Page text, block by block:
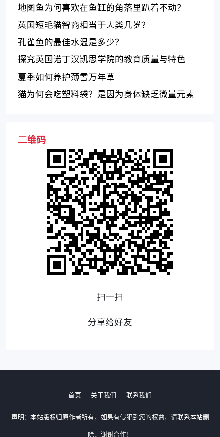
地图鱼为何喜欢在鱼缸的角落里趴着不动？
英国短毛猫智商相当于人类几岁？
孔雀鱼的最佳水温是多少？
探究英国诺丁汉凯思学院的教育质量与特色
夏季如何养护薄雪万年草
猫为何会吃塑料袋？是因为身体缺乏微量元素
二维码
扫一扫
分享给好友
首页 关于我们 联系我们
声明：本站版权归原作者所有，如果有侵犯到您的权益，请联系本站删
除，谢谢合作！